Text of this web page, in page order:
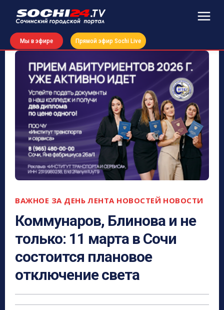
Мы в эфире Прямой эфир Sochi Live
ВАЖНОЕ ЗА ДЕНЬ ЛЕНТА НОВОСТЕЙ НОВОСТИ
Коммунаров, Блинова и не
только: 11 марта в Сочи
состоится плановое
отключение света